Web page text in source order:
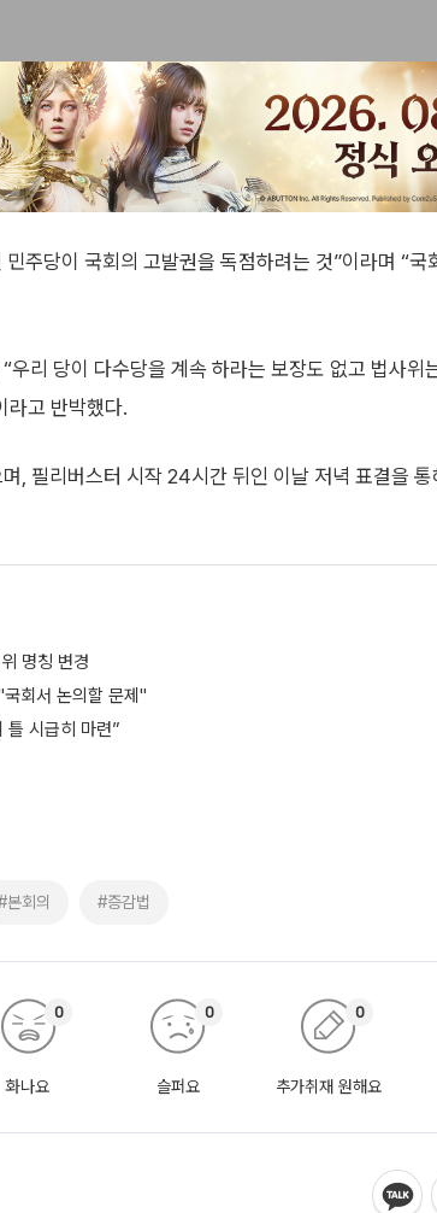
주당이 국회의 고발권을 독점하려는 것”이라며 “국
리 당이 다수당을 계속 하라는 보장도 없고 법사위
라고 반박했다.
, 필리버스터 시작 24시간 뒤인 이날 저녁 표결을
명칭 변경
회서 논의할 문제"
틀 시급히 마련”
본회의 #증감법
화나요
0
슬퍼요
0
추가취재 원해요
0